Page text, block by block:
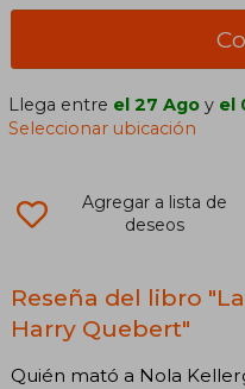
Llega entre el 27 Ago y el
Seleccionar ubicación
Agregar a lista de
deseos
Reseña del libro
Harry Quebert"
Quién mató a Nola